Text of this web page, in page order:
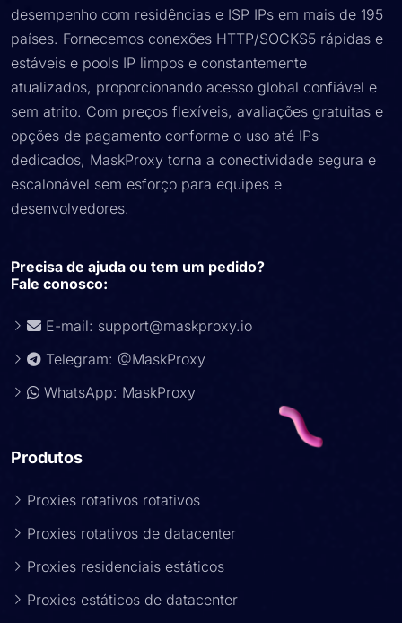
desempenho com residências e ISP IPs em mais de 195
países. Fornecemos conexões HTTP/SOCKS5 rápidas e
estáveis ​​e pools IP limpos e constantemente
atualizados, proporcionando acesso global confiável e
sem atrito. Com preços flexíveis, avaliações gratuitas e
opções de pagamento conforme o uso até IPs
dedicados, MaskProxy torna a conectividade segura e
escalonável sem esforço para equipes e
desenvolvedores.
Precisa de ajuda ou tem um pedido?
Fale conosco:
E-mail: support@maskproxy.io
Telegram: @MaskProxy
WhatsApp: MaskProxy
Produtos
Proxies rotativos rotativos
Proxies rotativos de datacenter
Proxies residenciais estáticos
Proxies estáticos de datacenter